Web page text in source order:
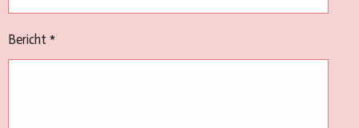
Bericht *